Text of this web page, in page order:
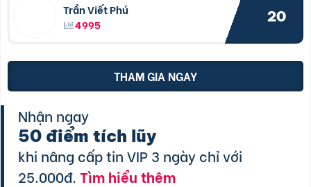
Trần Viết Phú
4995
20
THAM GIA NGAY
Nhận ngay
50 điểm tích lũy
khi nâng cấp tin VIP 3 ngày chỉ với
25.000đ.Tìm hiểu thêm